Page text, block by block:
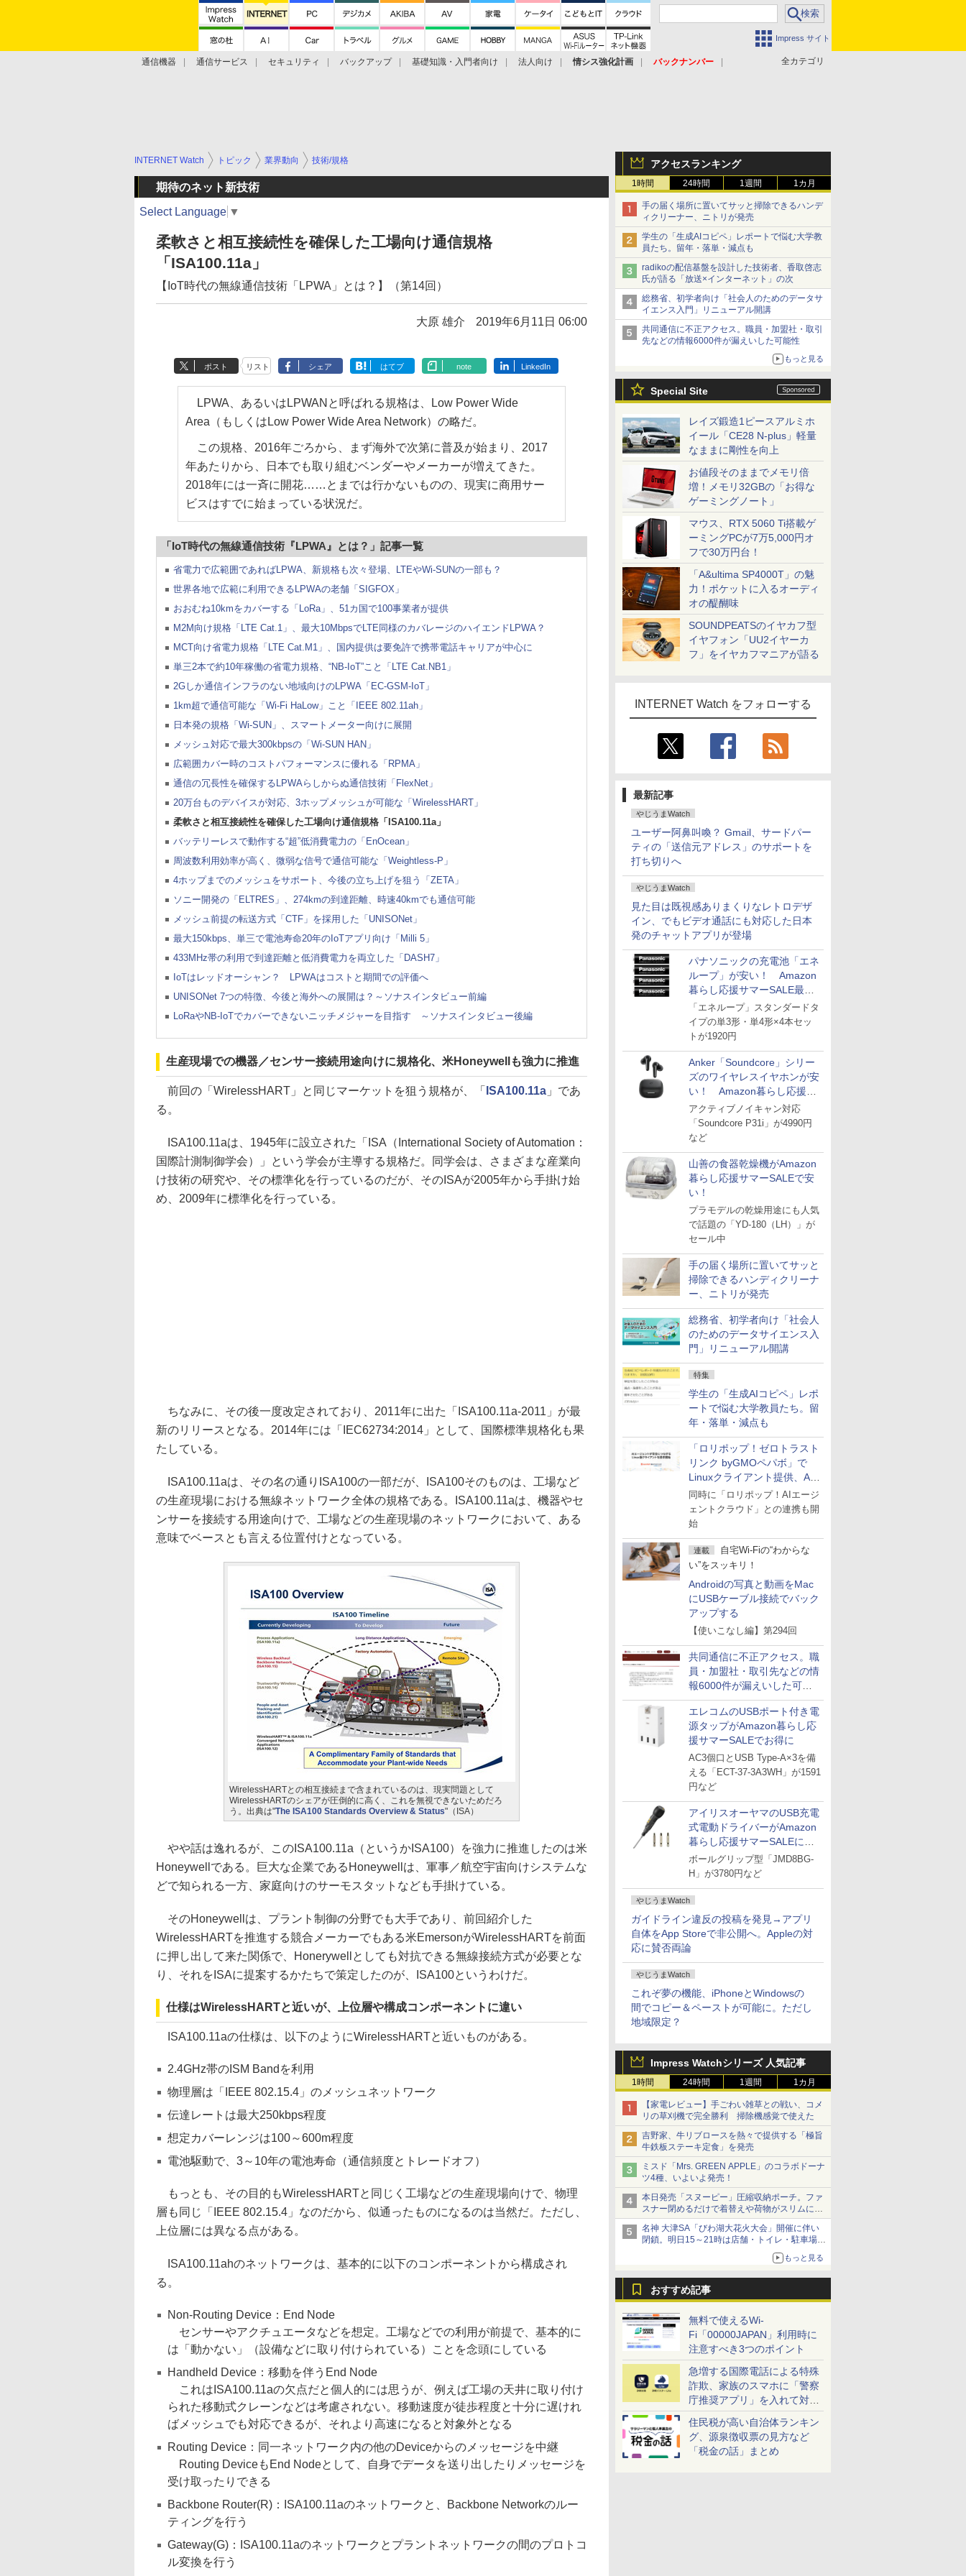
Impress サイト
全カテゴリ
通信機器 通信サービス セキュリティ バックアップ 基礎知識・入門者向け 法人向け 情シス強化計画
バックナンバー
アクセスランキング
1時間 24時間 1週間 1カ月
手の届く場所に置いてサッと掃除できるハンデ
ィクリーナー、ニトリが発売
学生の「生成AIコピペ」レポートで悩む大学教
員たち。留年・落単・減点も
radikoの配信基盤を設計した技術者、香取啓志
氏が語る「放送×インターネット」の次
総務省、初学者向け「社会人のためのデータサ
イエンス入門」リニューアル開講
共同通信に不正アクセス。職員・加盟社・取引
先などの情報6000件が漏えいした可能性
もっと見る
Special Site
レイズ鍛造1ピースアルミホ
イール「CE28 N-plus」軽量
なままに剛性を向上
お値段そのままでメモリ倍
増！メモリ32GBの「お得な
ゲーミングノート」
マウス、RTX 5060 Ti搭載ゲ
ーミングPCが7万5,000円オ
フで30万円台！
「A&ultima SP4000T」の魅
力！ポケットに入るオーディ
オの醍醐味
SOUNDPEATSのイヤカフ型
イヤフォン「UU2イヤーカ
フ」をイヤカフマニアが語る
INTERNET Watch をフォローする
最新記事
やじうまWatch
ユーザー阿鼻叫喚？ Gmail、サードパー
ティの「送信元アドレス」のサポートを
打ち切りへ
やじうまWatch
見た目は既視感ありまくりなレトロデザ
イン、でもビデオ通話にも対応した日本
発のチャットアプリが登場
パナソニックの充電池「エネ
ループ」が安い！ Amazon
暮らし応援サマーSALE最終
日
「エネループ」スタンダードタ
イプの単3形・単4形×4本セッ
トが1920円
Anker「Soundcore」シリー
ズのワイヤレスイヤホンが安
い！ Amazon暮らし応援サ
マーSALE
アクティブノイキャン対応
「Soundcore P31i」が4990円
など
山善の食器乾燥機がAmazon
暮らし応援サマーSALEで安
い！
プラモデルの乾燥用途にも人気
で話題の「YD-180（LH）」が
セール中
手の届く場所に置いてサッと
掃除できるハンディクリーナ
ー、ニトリが発売
総務省、初学者向け「社会人
のためのデータサイエンス入
門」リニューアル開講
特集
学生の「生成AIコピペ」レポ
ートで悩む大学教員たち。留
年・落単・減点も
「ロリポップ！ゼロトラスト
リンク byGMOペパボ」で
Linuxクライアント提供、AI
エージェントの接続が容易に
同時に「ロリポップ！AIエージ
ェントクラウド」との連携も開
始
連載
自宅Wi-Fiの“わからな
い”をスッキリ！
Androidの写真と動画をMac
にUSBケーブル接続でバック
アップする
【使いこなし編】第294回
共同通信に不正アクセス。職
員・加盟社・取引先などの情
報6000件が漏えいした可能
性
エレコムのUSBポート付き電
源タップがAmazon暮らし応
援サマーSALEでお得に
AC3個口とUSB Type-A×3を備
える「ECT-37-3A3WH」が1591
円など
アイリスオーヤマのUSB充電
式電動ドライバーがAmazon
暮らし応援サマーSALEに登
場
ボールグリップ型「JMD8BG-
H」が3780円など
やじうまWatch
ガイドライン違反の投稿を発見→アプリ
自体をApp Storeで非公開へ。Appleの対
応に賛否両論
やじうまWatch
これぞ夢の機能、iPhoneとWindowsの
間でコピー＆ペーストが可能に。ただし
地域限定？
Impress Watchシリーズ 人気記事
1時間 24時間 1週間 1カ月
【家電レビュー】手ごわい雑草との戦い、コメ
リの草刈機で完全勝利 掃除機感覚で使えた
吉野家、牛リブロースを熱々で提供する「極旨
牛鉄板ステーキ定食」を発売
ミスド「Mrs. GREEN APPLE」のコラボドーナ
ツ4種、いよいよ発売！
本日発売「スヌーピー」圧縮収納ポーチ。ファ
スナー閉めるだけで着替えや荷物がスリムにま
とまる
名神 大津SA「びわ湖大花火大会」開催に伴い
閉鎖。明日15～21時は店舗・トイレ・駐車場の
もっと見る
おすすめ記事
無料で使えるWi-
Fi「00000JAPAN」利用時に
注意すべき3つのポイント
急増する国際電話による特殊
詐欺、家族のスマホに「警察
庁推奨アプリ」を入れて対策
しよう！
住民税が高い自治体ランキン
グ、源泉徴収票の見方など
「税金の話」まとめ
INTERNET Watch トピック 業界動向 技術/規格
期待のネット新技術
Select Language ▼
柔軟さと相互接続性を確保した工場向け通信規格
「ISA100.11a」
【IoT時代の無線通信技術「LPWA」とは？】（第14回）
大原 雄介 2019年6月11日 06:00
ポスト リスト シェア はてブ note LinkedIn
LPWA、あるいはLPWANと呼ばれる規格は、Low Power Wide
Area（もしくはLow Power Wide Area Network）の略だ。
この規格、2016年ごろから、まず海外で次第に普及が始まり、2017
年あたりから、日本でも取り組むベンダーやメーカーが増えてきた。
2018年には一斉に開花……とまでは行かないものの、現実に商用サー
ビスはすでに始まっている状況だ。
「IoT時代の無線通信技術『LPWA』とは？」記事一覧
省電力で広範囲であればLPWA、新規格も次々登場、LTEやWi-SUNの一部も？
世界各地で広範に利用できるLPWAの老舗「SIGFOX」
おおむね10kmをカバーする「LoRa」、51カ国で100事業者が提供
M2M向け規格「LTE Cat.1」、最大10MbpsでLTE同様のカバレージのハイエンドLPWA？
MCT向け省電力規格「LTE Cat.M1」、国内提供は要免許で携帯電話キャリアが中心に
単三2本で約10年稼働の省電力規格、“NB-IoT”こと「LTE Cat.NB1」
2Gしか通信インフラのない地域向けのLPWA「EC-GSM-IoT」
1km超で通信可能な「Wi-Fi HaLow」こと「IEEE 802.11ah」
日本発の規格「Wi-SUN」、スマートメーター向けに展開
メッシュ対応で最大300kbpsの「Wi-SUN HAN」
広範囲カバー時のコストパフォーマンスに優れる「RPMA」
通信の冗長性を確保するLPWAらしからぬ通信技術「FlexNet」
20万台ものデバイスが対応、3ホップメッシュが可能な「WirelessHART」
柔軟さと相互接続性を確保した工場向け通信規格「ISA100.11a」
バッテリーレスで動作する“超”低消費電力の「EnOcean」
周波数利用効率が高く、微弱な信号で通信可能な「Weightless-P」
4ホップまでのメッシュをサポート、今後の立ち上げを狙う「ZETA」
ソニー開発の「ELTRES」、274kmの到達距離、時速40kmでも通信可能
メッシュ前提の転送方式「CTF」を採用した「UNISONet」
最大150kbps、単三で電池寿命20年のIoTアプリ向け「Milli 5」
433MHz帯の利用で到達距離と低消費電力を両立した「DASH7」
IoTはレッドオーシャン？ LPWAはコストと期間での評価へ
UNISONet 7つの特徴、今後と海外への展開は？～ソナスインタビュー前編
LoRaやNB-IoTでカバーできないニッチメジャーを目指す ～ソナスインタビュー後編
生産現場での機器／センサー接続用途向けに規格化、米Honeywellも強力に推進
前回の「WirelessHART」と同じマーケットを狙う規格が、「 ISA100.11a 」であ
る。
ISA100.11aは、1945年に設立された「ISA（International Society of Automation：
国際計測制御学会）」という学会が主導する規格だ。同学会は、さまざまな産業向
け技術の研究や、その標準化を行っているのだが、そのISAが2005年から手掛け始
め、2009年に標準化を行っている。
ちなみに、その後一度改定されており、2011年に出た「ISA100.11a-2011」が最
新のリリースとなる。2014年には「IEC62734:2014」として、国際標準規格化も果
たしている。
ISA100.11aは、その名の通りISA100の一部だが、ISA100そのものは、工場など
の生産現場における無線ネットワーク全体の規格である。ISA100.11aは、機器やセ
ンサーを接続する用途向けで、工場などの生産現場のネットワークにおいて、ある
意味でベースとも言える位置付けとなっている。
WirelessHARTとの相互接続まで含まれているのは、現実問題として
WirelessHARTのシェアが圧倒的に高く、これを無視できないためだろ
う。出典は"The ISA100 Standards Overview & Status"（ISA）
やや話は逸れるが、このISA100.11a（というかISA100）を強力に推進したのは米
Honeywellである。巨大な企業であるHoneywellは、軍事／航空宇宙向けシステムな
どで知られる一方、家庭向けのサーモスタットなども手掛けている。
そのHoneywellは、プラント制御の分野でも大手であり、前回紹介した
WirelessHARTを推進する競合メーカーでもある米EmersonがWirelessHARTを前面
に押し出して来た関係で、Honerywellとしても対抗できる無線接続方式が必要とな
り、それをISAに提案するかたちで策定したのが、ISA100というわけだ。
仕様はWirelessHARTと近いが、上位層や構成コンポーネントに違い
ISA100.11aの仕様は、以下のようにWirelessHARTと近いものがある。
2.4GHz帯のISM Bandを利用
物理層は「IEEE 802.15.4」のメッシュネットワーク
伝達レートは最大250kbps程度
想定カバーレンジは100～600m程度
電池駆動で、3～10年の電池寿命（通信頻度とトレードオフ）
もっとも、その目的もWirelessHARTと同じく工場などの生産現場向けで、物理
層も同じ「IEEE 802.15.4」なのだから、似通ったものになるのは当然だ。ただし、
上位層には異なる点がある。
ISA100.11ahのネットワークは、基本的に以下のコンポーネントから構成され
る。
Non-Routing Device：End Node
センサーやアクチュエータなどを想定。工場などでの利用が前提で、基本的に
は「動かない」（設備などに取り付けられている）ことを念頭にしている
Handheld Device：移動を伴うEnd Node
これはISA100.11aの欠点だと個人的には思うが、例えば工場の天井に取り付け
られた移動式クレーンなどは考慮されない。移動速度が徒歩程度と十分に遅けれ
ばメッシュでも対応できるが、それより高速になると対象外となる
Routing Device：同一ネットワーク内の他のDeviceからのメッセージを中継
Routing DeviceもEnd Nodeとして、自身でデータを送り出したりメッセージを
受け取ったりできる
Backbone Router(R)：ISA100.11aのネットワークと、Backbone Networkのルー
ティングを行う
Gateway(G)：ISA100.11aのネットワークとプラントネットワークの間のプロトコ
ル変換を行う